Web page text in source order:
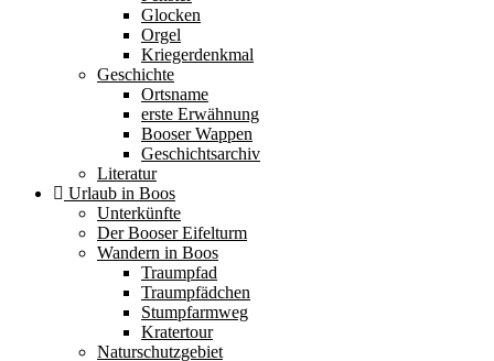
Glocken
Orgel
Kriegerdenkmal
Geschichte
Ortsname
erste Erwähnung
Booser Wappen
Geschichtsarchiv
Literatur
Urlaub in Boos
Unterkünfte
Der Booser Eifelturm
Wandern in Boos
Traumpfad
Traumpfädchen
Stumpfarmweg
Kratertour
Naturschutzgebiet